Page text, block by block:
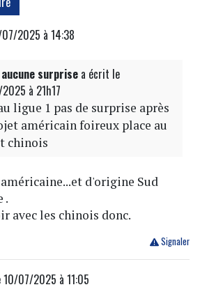
2025 à 14:38
aucune surprisea écrit le
à 21h17
ligue 1 pas de surprise après
américain foireux place au
chinois
d'origine Sud
.
avec les chinois donc.
Signaler
07/2025 à 11:05